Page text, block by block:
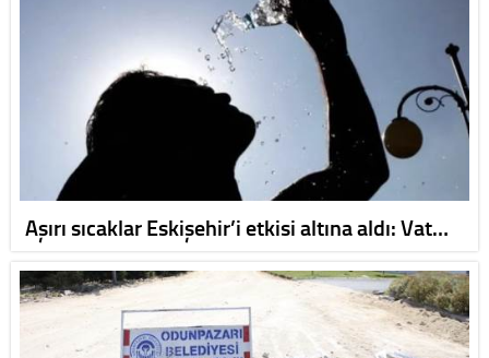
Aşırı sıcaklar Eskişehir’i etkisi altına aldı: Vat…